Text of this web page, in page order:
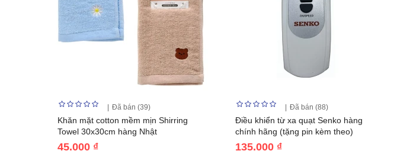
Đã bán (39)
Khăn mặt cotton mềm mịn Shirring
Towel 30x30cm hàng Nhật
45.000 ₫
Đã bán (88)
Điều khiển từ xa quạt Senko hàng
chính hãng (tặng pin kèm theo)
135.000 ₫